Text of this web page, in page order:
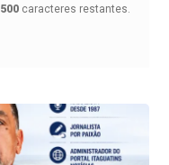
500 caracteres restantes.